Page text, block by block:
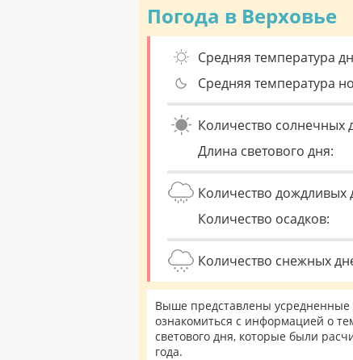
Погода в Верховье
Средняя температура
Средняя температура
Количество солнечных
Длина светового дня:
Количество дождливых
Количество осадков:
Количество снежных
Выше представлены
ознакомиться с информацией о
светового дня, которые были
года.